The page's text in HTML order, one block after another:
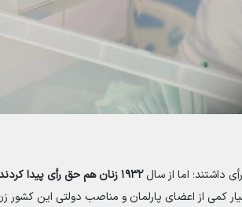
داشتند؛ اما از سال۱۹۳۲ زنان هم حق رأی پیدا کردند
کمی از اعضای پارلمان و مناصب دولتی این کشور